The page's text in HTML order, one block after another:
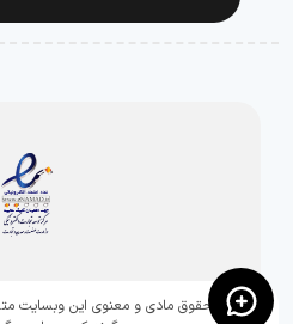
تمامی حقوق مادی و معنوی این وبسایت